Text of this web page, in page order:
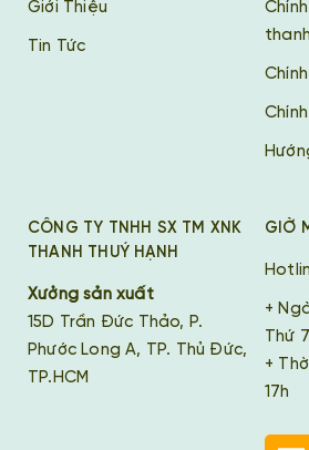
Giới Thiệu
Tin Tức
CÔNG TY TNHH SX TM XNK
THANH THUÝ HẠNH
Xưởng sản xuất
15D Trần Đức Thảo, P.
Phước Long A, TP. Thủ Đức,
TP.HCM
GIỜ
+
Thứ 7
+
17h